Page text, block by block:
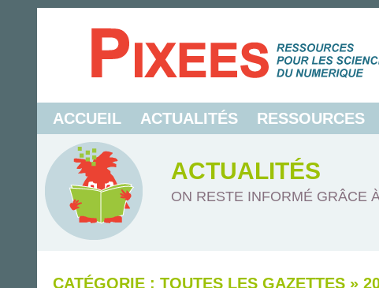
ACCUEIL ACTUALITÉS RESSOURCES
ACTUALITÉS
ON RESTE INFORMÉ GRÂCE
CATÉGORIE : TOUTES LES GAZETTES »